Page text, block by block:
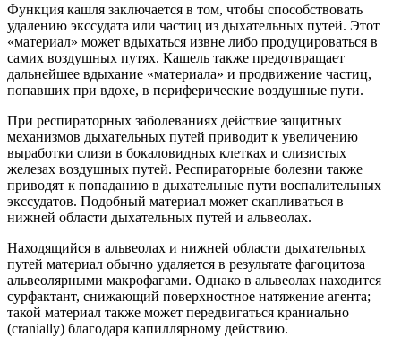
Функция кашля заключается в том, чтобы способствовать
удалению экссудата или частиц из дыхательных путей. Этот
«материал» может вдыхаться извне либо продуцироваться в
самих воздушных путях. Кашель также предотвращает
дальнейшее вдыхание «материала» и продвижение частиц,
попавших при вдохе, в периферические воздушные пути.
При респираторных заболеваниях действие защитных
механизмов дыхательных путей приводит к увеличению
выработки слизи в бокаловидных клетках и слизистых
железах воздушных путей. Респираторные болезни также
приводят к попаданию в дыхательные пути воспалительных
экссудатов. Подобный материал может скапливаться в
нижней области дыхательных путей и альвеолах.
Находящийся в альвеолах и нижней области дыхательных
путей материал обычно удаляется в результате фагоцитоза
альвеолярными макрофагами. Однако в альвеолах находится
сурфактант, снижающий поверхностное натяжение агента;
такой материал также может передвигаться краниально
(cranially) благодаря капиллярному действию.